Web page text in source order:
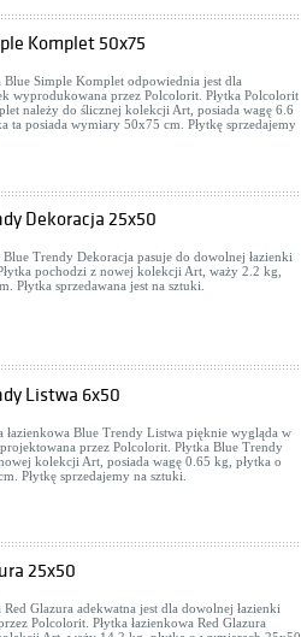
Komplet 50x75
Blue Simple Komplet odpowiednia jest dla
wyprodukowana przez Polcolorit. Płytka Polcolorit
należy do ślicznej kolekcji Art, posiada wagę 6.6
ta posiada wymiary 50x75 cm. Płytkę sprzedajemy
Dekoracja 25x50
Blue Trendy Dekoracja pasuje do dowolnej łazienki
pochodzi z nowej kolekcji Art, waży 2.2 kg,
Płytka sprzedawana jest na sztuki.
Listwa 6x50
łazienkowa Blue Trendy Listwa pięknie wygląda w
przez Polcolorit. Płytka Blue Trendy
kolekcji Art, posiada wagę 0.65 kg, płytka o
Płytkę sprzedajemy na sztuki.
25x50
Red Glazura adekwatna jest dla dowolnej łazienki
Polcolorit. Płytka łazienkowa Red Glazura